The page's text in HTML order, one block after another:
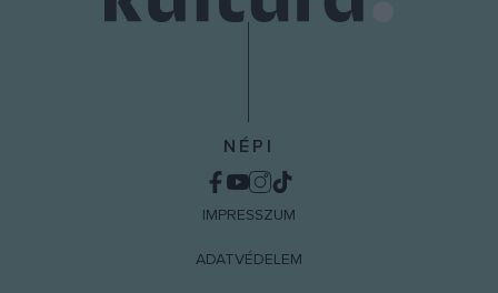
related to security, including authentication
functionality and fraud prevention, and other
NÉPI
IMPRESSZUM
ADATVÉDELEM